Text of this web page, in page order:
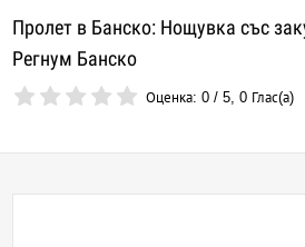
Пролет в Банско: Нощувка със
Регнум Банско
Оценка:0 /5,0 Глас(а)